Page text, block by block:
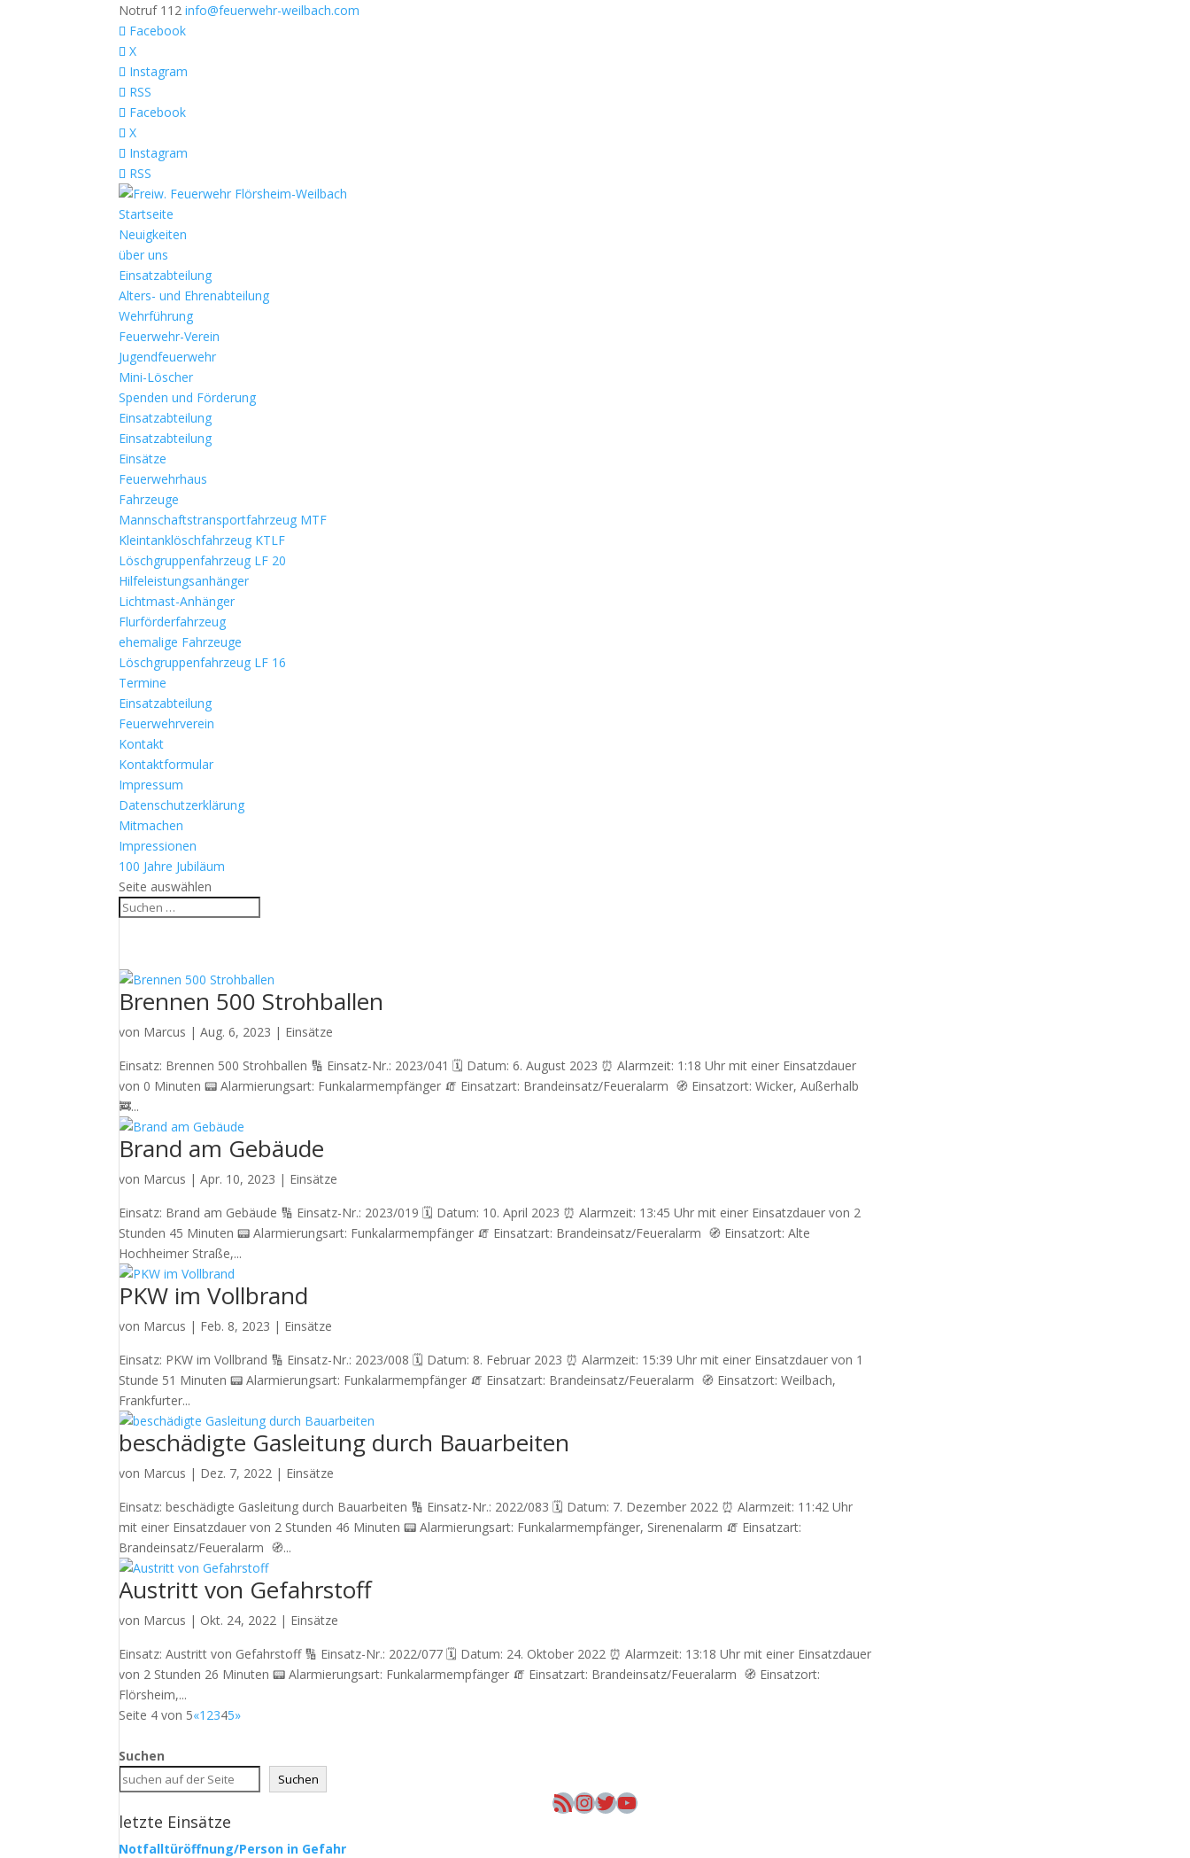
Notruf 112 info@feuerwehr-weilbach.com
Facebook
X
Instagram
RSS
Facebook
X
Instagram
RSS
Startseite
Neuigkeiten
über uns
Einsatzabteilung
Alters- und Ehrenabteilung
Wehrführung
Feuerwehr-Verein
Jugendfeuerwehr
Mini-Löscher
Spenden und Förderung
Einsatzabteilung
Einsatzabteilung
Einsätze
Feuerwehrhaus
Fahrzeuge
Mannschaftstransportfahrzeug MTF
Kleintanklöschfahrzeug KTLF
Löschgruppenfahrzeug LF 20
Hilfeleistungsanhänger
Lichtmast-Anhänger
Flurförderfahrzeug
ehemalige Fahrzeuge
Löschgruppenfahrzeug LF 16
Termine
Einsatzabteilung
Feuerwehrverein
Kontakt
Kontaktformular
Impressum
Datenschutzerklärung
Mitmachen
Impressionen
100 Jahre Jubiläum
Seite auswählen
Brennen 500 Strohballen
von Marcus |Aug. 6, 2023 | Einsätze
Einsatz: Brennen 500 Strohballen 🔢 Einsatz-Nr.: 2023/041 🗓 Datum: 6. August 2023 ⏰ Alarmzeit: 1:18 Uhr mit einer Einsatzdauer
von 0 Minuten 📟 Alarmierungsart: Funkalarmempfänger 🧯 Einsatzart: Brandeinsatz/Feueralarm 🧭 Einsatzort: Wicker, Außerhalb
🚒...
Brand am Gebäude
von Marcus |Apr. 10, 2023 | Einsätze
Einsatz: Brand am Gebäude 🔢 Einsatz-Nr.: 2023/019 🗓 Datum: 10. April 2023 ⏰ Alarmzeit: 13:45 Uhr mit einer Einsatzdauer von 2
Stunden 45 Minuten 📟 Alarmierungsart: Funkalarmempfänger 🧯 Einsatzart: Brandeinsatz/Feueralarm 🧭 Einsatzort: Alte
Hochheimer Straße,...
PKW im Vollbrand
von Marcus | Feb. 8, 2023 | Einsätze
Einsatz: PKW im Vollbrand 🔢 Einsatz-Nr.: 2023/008 🗓 Datum: 8. Februar 2023 ⏰ Alarmzeit: 15:39 Uhr mit einer Einsatzdauer von 1
Stunde 51 Minuten 📟 Alarmierungsart: Funkalarmempfänger 🧯 Einsatzart: Brandeinsatz/Feueralarm 🧭 Einsatzort: Weilbach,
Frankfurter...
beschädigte Gasleitung durch Bauarbeiten
von Marcus | Dez. 7, 2022 | Einsätze
Einsatz: beschädigte Gasleitung durch Bauarbeiten 🔢 Einsatz-Nr.: 2022/083 🗓 Datum: 7. Dezember 2022 ⏰ Alarmzeit: 11:42 Uhr
mit einer Einsatzdauer von 2 Stunden 46 Minuten 📟 Alarmierungsart: Funkalarmempfänger, Sirenenalarm 🧯 Einsatzart:
Brandeinsatz/Feueralarm 🧭...
Austritt von Gefahrstoff
von Marcus | Okt. 24, 2022 | Einsätze
Einsatz: Austritt von Gefahrstoff 🔢 Einsatz-Nr.: 2022/077 🗓 Datum: 24. Oktober 2022 ⏰ Alarmzeit: 13:18 Uhr mit einer Einsatzdauer
von 2 Stunden 26 Minuten 📟 Alarmierungsart: Funkalarmempfänger 🧯 Einsatzart: Brandeinsatz/Feueralarm 🧭 Einsatzort:
Flörsheim,...
Seite 4 von 5«1 2345»
Suchen
Suchen
RSS-Feed
Instagram
Twitter
YouTube
letzte Einsätze
Notfalltüröffnung/Person in Gefahr